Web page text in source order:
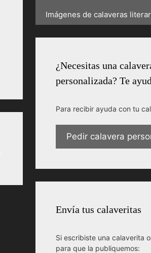
Imágenes de calaveras
¿Necesitas una
personalizada? Te
Para recibir ayuda con tu
Pedir calavera
Envía tus calaveritas
Si escribiste una calaverita
para que la publiquemos: